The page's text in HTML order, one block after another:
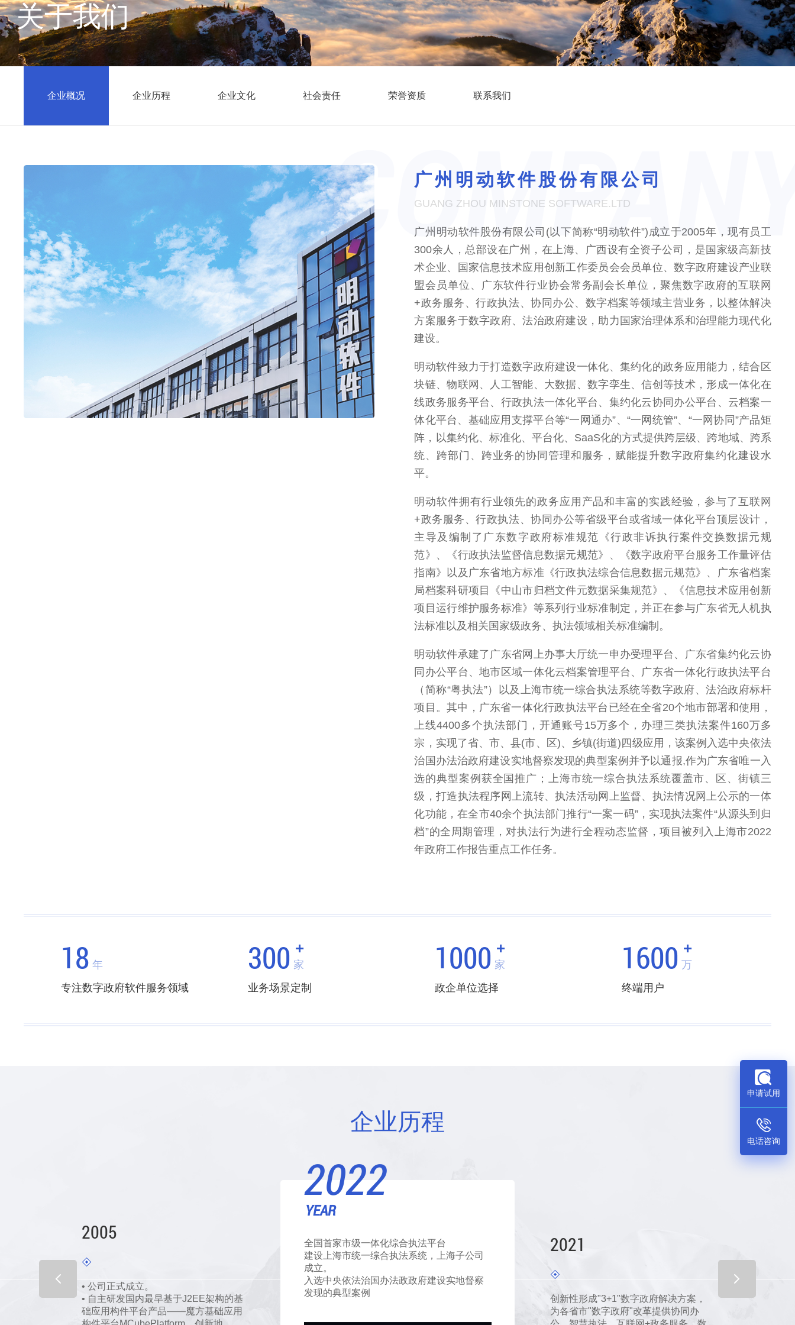
关于我们
企业概况 企业历程 企业文化 社会责任 荣誉资质 联系我们
广州明动软件股份有限公司
GUANG ZHOU MINSTONE SOFTWARE.LTD
广州明动软件股份有限公司(以下简称“明动软件”)成立于2005年，现有员工
300余人，总部设在广州，在上海、广西设有全资子公司，是国家级高新技
术企业、国家信息技术应用创新工作委员会会员单位、数字政府建设产业联
盟会员单位、广东软件行业协会常务副会长单位，聚焦数字政府的互联网
+政务服务、行政执法、协同办公、数字档案等领域主营业务，以整体解决
方案服务于数字政府、法治政府建设，助力国家治理体系和治理能力现代化
建设。
明动软件致力于打造数字政府建设一体化、集约化的政务应用能力，结合区
块链、物联网、人工智能、大数据、数字孪生、信创等技术，形成一体化在
线政务服务平台、行政执法一体化平台、集约化云协同办公平台、云档案一
体化平台、基础应用支撑平台等“一网通办”、“一网统管”、“一网协同”产品矩
阵，以集约化、标准化、平台化、SaaS化的方式提供跨层级、跨地域、跨系
统、跨部门、跨业务的协同管理和服务，赋能提升数字政府集约化建设水
平。
明动软件拥有行业领先的政务应用产品和丰富的实践经验，参与了互联网
+政务服务、行政执法、协同办公等省级平台或省域一体化平台顶层设计，
主导及编制了广东数字政府标准规范《行政非诉执行案件交换数据元规
范》、《行政执法监督信息数据元规范》、《数字政府平台服务工作量评估
指南》以及广东省地方标准《行政执法综合信息数据元规范》、广东省档案
局档案科研项目《中山市归档文件元数据采集规范》、《信息技术应用创新
项目运行维护服务标准》等系列行业标准制定，并正在参与广东省无人机执
法标准以及相关国家级政务、执法领域相关标准编制。
明动软件承建了广东省网上办事大厅统一申办受理平台、广东省集约化云协
同办公平台、地市区域一体化云档案管理平台、广东省一体化行政执法平台
（简称“粤执法”）以及上海市统一综合执法系统等数字政府、法治政府标杆
项目。其中，广东省一体化行政执法平台已经在全省20个地市部署和使用，
上线4400多个执法部门，开通账号15万多个，办理三类执法案件160万多
宗，实现了省、市、县(市、区)、乡镇(街道)四级应用，该案例入选中央依法
治国办法治政府建设实地督察发现的典型案例并予以通报,作为广东省唯一入
选的典型案例获全国推广；上海市统一综合执法系统覆盖市、区、街镇三
级，打造执法程序网上流转、执法活动网上监督、执法情况网上公示的一体
化功能，在全市40余个执法部门推行“一案一码”，实现执法案件“从源头到归
档”的全周期管理，对执法行为进行全程动态监督，项目被列入上海市2022
年政府工作报告重点工作任务。
18 年
专注数字政府软件服务领域
300 +
家
业务场景定制
1000 +
家
政企单位选择
1600 +
万
终端用户
企业历程
2005
• 公司正式成立。
• 自主研发国内最早基于J2EE架构的基
础应用构件平台产品——魔方基础应用
2022
YEAR
全国首家市级一体化综合执法平台
建设上海市统一综合执法系统，上海子公司
成立。
入选中央依法治国办法政政府建设实地督察
发现的典型案例
2021
创新性形成"3+1"数字政府解决方案，
为各省市"数字政府"改革提供协同办
申请试用
电话咨询